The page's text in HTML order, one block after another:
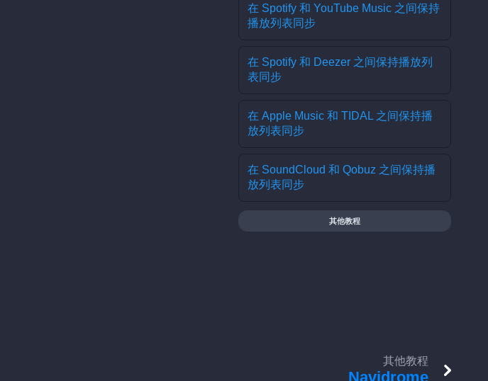
在 Spotify 和 YouTube Music 之间保持
播放列表同步
在 Spotify 和 Deezer 之间保持播放列
表同步
在 Apple Music 和 TIDAL 之间保持播
放列表同步
在 SoundCloud 和 Qobuz 之间保持播
放列表同步
其他教程
其他教程
Navidrome